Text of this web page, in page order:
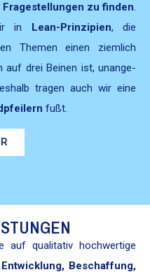
zu find­en.
in Lean-Prinzip­i­en, die
The­men einen ziem­lich
auf drei Beinen ist, unange­
tra­gen auch wir eine
fußt.
auf qual­i­ta­tiv hochw­er­tige
Entwick­lung, Beschaf­fung,